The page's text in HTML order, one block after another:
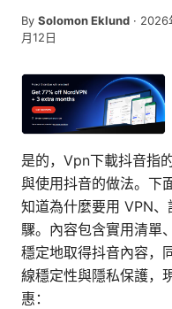
By Solomon Eklund · 2026
月12日
是的，Vpn下載抖音指
與使用抖音的做法。下
知道為什麼要用 VPN
驟。內容包含實用清單
穩定地取得抖音內容，
線穩定性與隱私保護，
惠：